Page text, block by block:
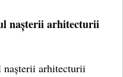
nașterii arhitecturii
nașterii arhitecturii